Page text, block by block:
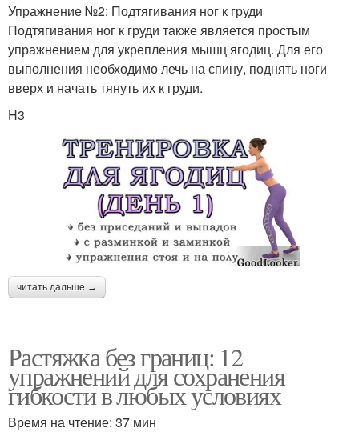
Упражнение №2: Подтягивания ног к груди
Подтягивания ног к груди также является простым
упражнением для укрепления мышц ягодиц. Для его
выполнения необходимо лечь на спину, поднять ноги
вверх и начать тянуть их к груди.
H3
читать дальше →
Растяжка без границ: 12
упражнений для сохранения
гибкости в любых условиях
Время на чтение: 37 мин